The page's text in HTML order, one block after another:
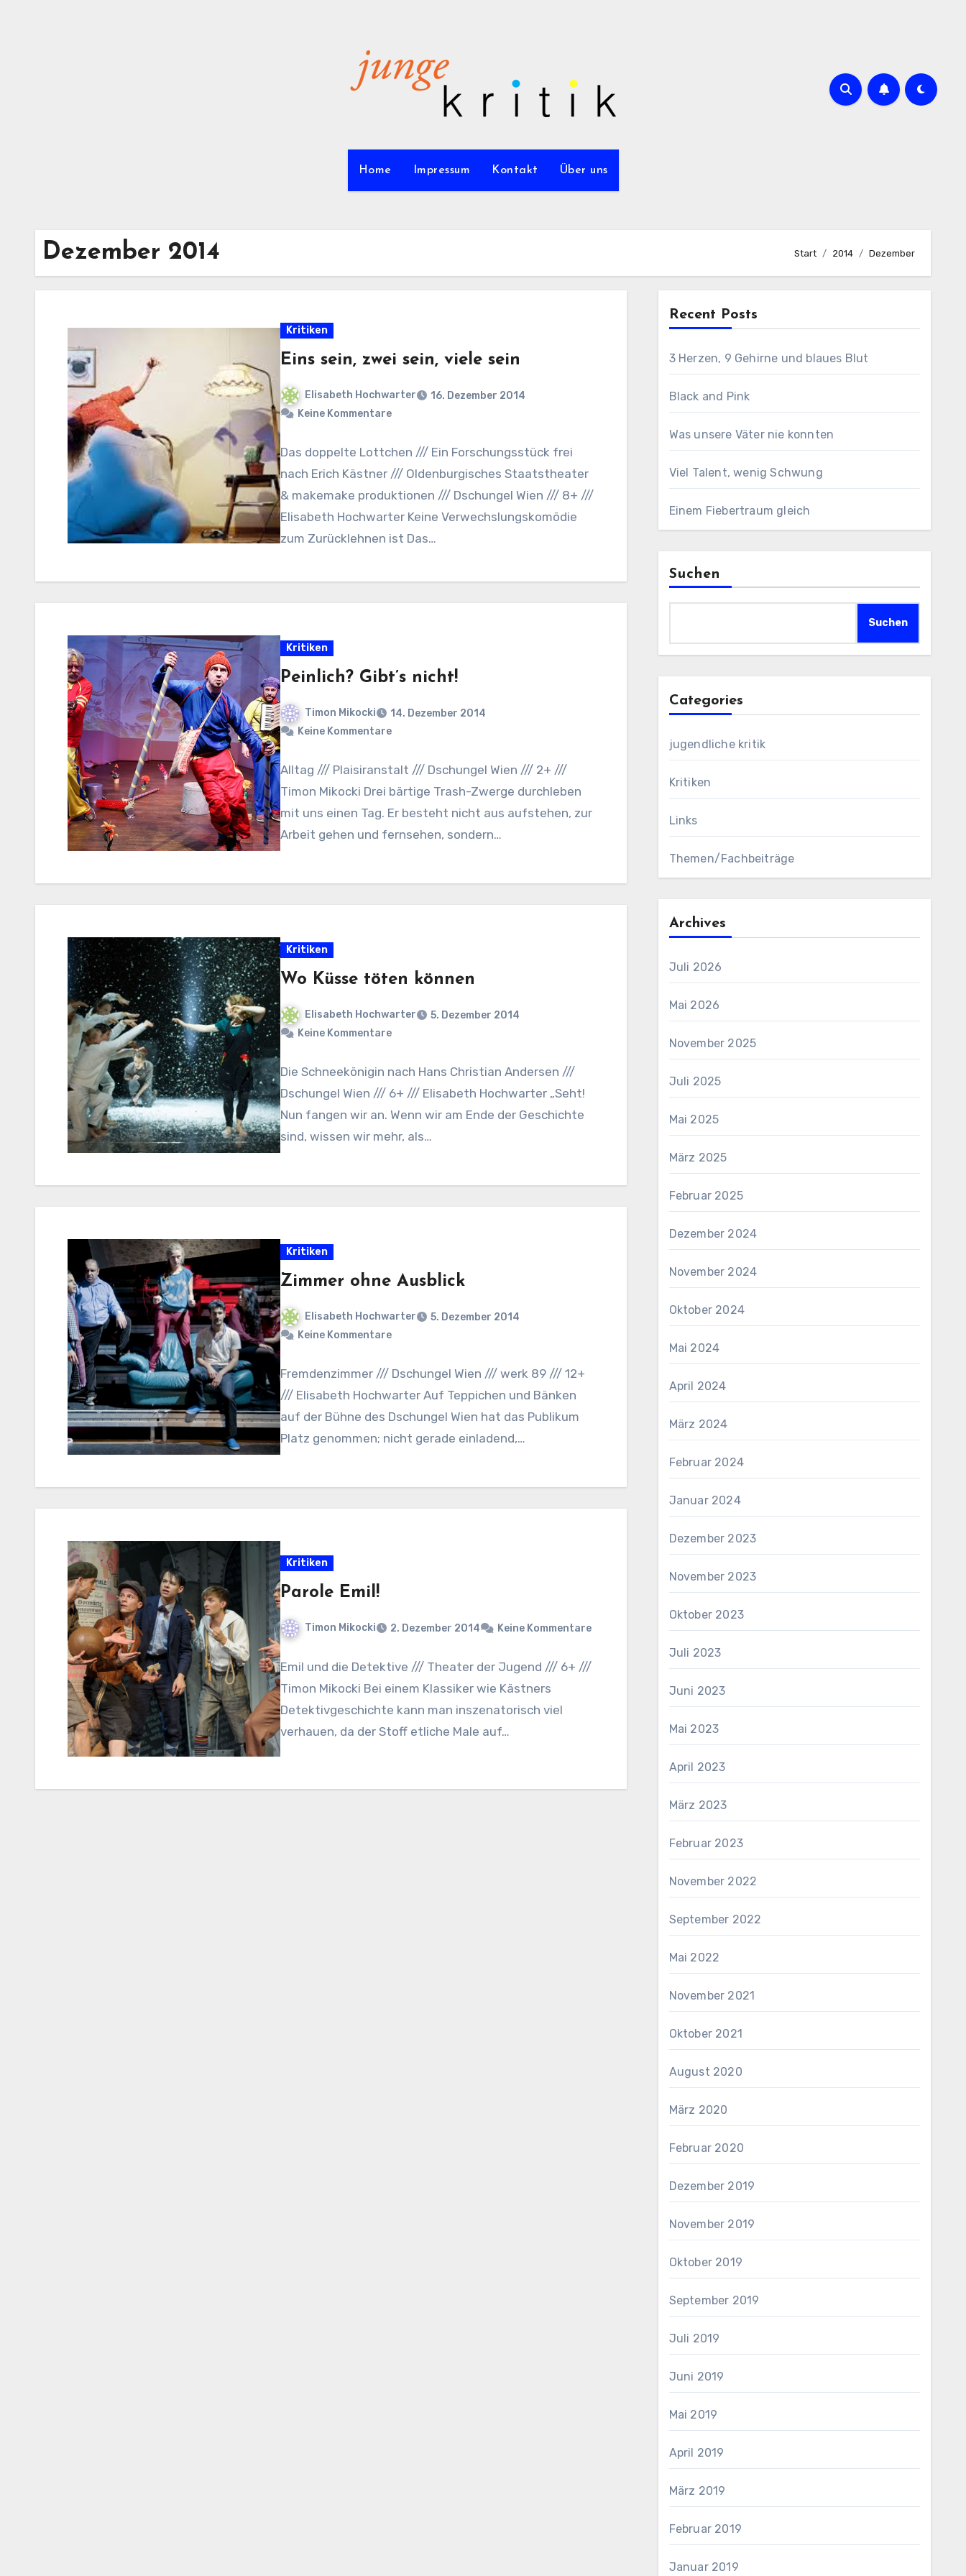
Home Impressum Kontakt Über uns
Dezember 2014 Start 2014 Dezember
Kritiken
Eins sein, zwei sein, viele sein
Elisabeth Hochwarter
16. Dezember 2014
Keine Kommentare
Das doppelte Lottchen /// Ein Forschungsstück frei
nach Erich Kästner /// Oldenburgisches Staatstheater
& makemake produktionen /// Dschungel Wien /// 8+ ///
Elisabeth Hochwarter Keine Verwechslungskomödie
zum Zurücklehnen ist Das…
Kritiken
Peinlich? Gibt’s nicht!
Timon Mikocki
14. Dezember 2014
Keine Kommentare
Alltag /// Plaisiranstalt /// Dschungel Wien /// 2+ ///
Timon Mikocki Drei bärtige Trash-Zwerge durchleben
mit uns einen Tag. Er besteht nicht aus aufstehen, zur
Arbeit gehen und fernsehen, sondern…
Kritiken
Wo Küsse töten können
Elisabeth Hochwarter
5. Dezember 2014
Keine Kommentare
Die Schneekönigin nach Hans Christian Andersen ///
Dschungel Wien /// 6+ /// Elisabeth Hochwarter „Seht!
Nun fangen wir an. Wenn wir am Ende der Geschichte
sind, wissen wir mehr, als…
Kritiken
Zimmer ohne Ausblick
Elisabeth Hochwarter
5. Dezember 2014
Keine Kommentare
Fremdenzimmer /// Dschungel Wien /// werk 89 /// 12+
/// Elisabeth Hochwarter Auf Teppichen und Bänken
auf der Bühne des Dschungel Wien hat das Publikum
Platz genommen; nicht gerade einladend,…
Kritiken
Parole Emil!
Timon Mikocki 2. Dezember 2014 Keine Kommentare
Emil und die Detektive /// Theater der Jugend /// 6+ ///
Timon Mikocki Bei einem Klassiker wie Kästners
Detektivgeschichte kann man inszenatorisch viel
verhauen, da der Stoff etliche Male auf…
Recent Posts
3 Herzen, 9 Gehirne und blaues Blut
Black and Pink
Was unsere Väter nie konnten
Viel Talent, wenig Schwung
Einem Fiebertraum gleich
Suchen
Suchen
Categories
jugendliche kritik
Kritiken
Links
Themen/Fachbeiträge
Archives
Juli 2026
Mai 2026
November 2025
Juli 2025
Mai 2025
März 2025
Februar 2025
Dezember 2024
November 2024
Oktober 2024
Mai 2024
April 2024
März 2024
Februar 2024
Januar 2024
Dezember 2023
November 2023
Oktober 2023
Juli 2023
Juni 2023
Mai 2023
April 2023
März 2023
Februar 2023
November 2022
September 2022
Mai 2022
November 2021
Oktober 2021
August 2020
März 2020
Februar 2020
Dezember 2019
November 2019
Oktober 2019
September 2019
Juli 2019
Juni 2019
Mai 2019
April 2019
März 2019
Februar 2019
Januar 2019